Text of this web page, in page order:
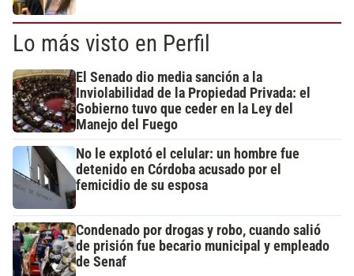
Lo más visto en Perfil
El Senado dio media sanción a la
Inviolabilidad de la Propiedad Privada: el
Gobierno tuvo que ceder en la Ley del
Manejo del Fuego
No le explotó el celular: un hombre fue
detenido en Córdoba acusado por el
femicidio de su esposa
Condenado por drogas y robo, cuando salió
de prisión fue becario municipal y empleado
de Senaf